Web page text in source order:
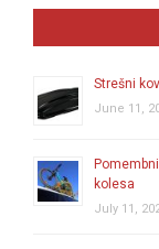
Strešni
June 11,
kolesa
July 11,